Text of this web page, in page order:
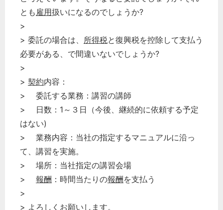
とも 雇用扱いになるのでしょうか?
>
> 委託の場合は、 所得税と復興税を控除して支払う
必要がある、で間違いないでしょうか?
>
> 契約内容：
> 委託する業務：講習の講師
> 日数：1～３日（今後、継続的に依頼する予定
はない)
> 業務内容：当社の指定するマニュアルに沿っ
て、講習を実施。
> 場所：当社指定の講習会場
> 報酬 ：時間当たりの報酬を支払う
>
> よろしくお願いします。
どのカテゴリーに投稿しますか？
選択してください
労務管理
企業法務
経営の知恵
総務の給湯室
次へ